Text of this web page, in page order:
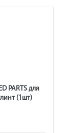
PARTS для
(1шт)